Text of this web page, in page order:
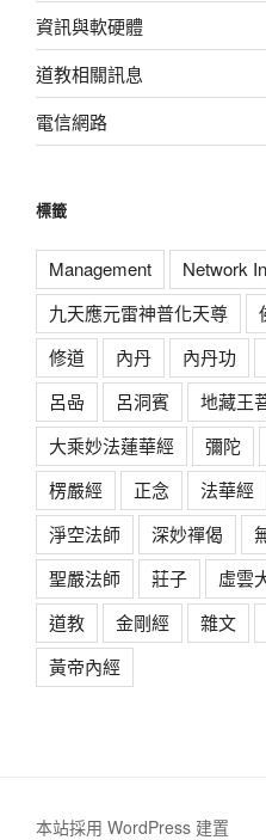
資訊與軟硬體
道教相關訊息
電信網路
標籤
Management Network
九天應元雷神普化天尊
修道
內丹 內丹功
呂喦
呂洞賓 地藏王
大乘妙法蓮華經
彌陀
楞嚴經
正念 法華經
淨空法師
深妙禪偈
聖嚴法師
莊子 虛雲
道教
金剛經 雜文
黃帝內經
本站採用 WordPress 建置